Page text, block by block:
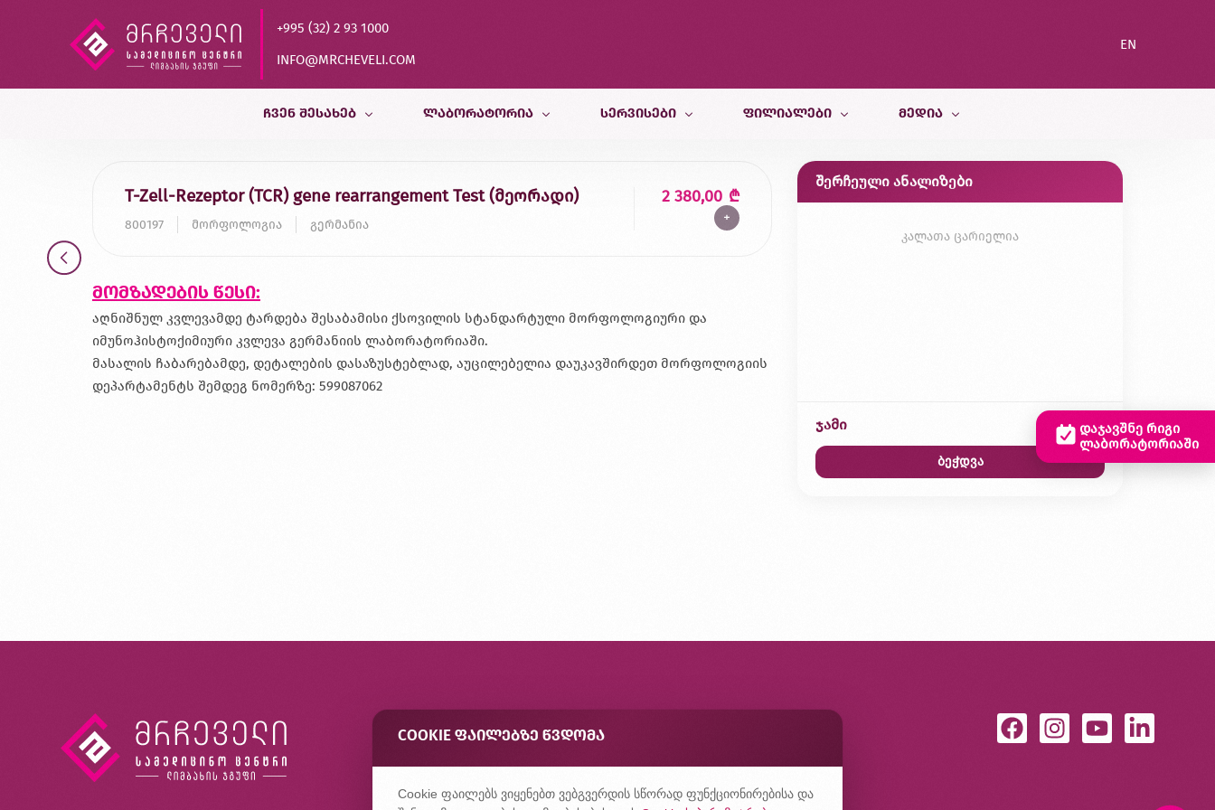
+995 (32) 2 93 1000
INFO@MRCHEVELI.COM
EN
ᲩᲕᲔᲜ ᲨᲔᲡᲐᲮᲔᲑ
ისტორია
MVZ LABOR DR.LIMBACH
დასაქმება
ᲚᲐᲑᲝᲠᲐᲢᲝᲠᲘᲐ
კვლევები
ᲡᲔᲠᲕᲘᲡᲔᲑᲘ
თერაპიული სამსახური
პედიატრიული და ფსიქოლოგიური სამსახური
გენეტიკური სამსახური
კვების ლაბორატორია
ᲤᲘᲚᲘᲐᲚᲔᲑᲘ ᲛᲔᲓᲘᲐ
სიახლეები
T-Zell-Rezeptor (TCR) gene rearrangement Test (მეორადი)
800197 მორფოლოგია გერმანია
2 380,00 ₾
+
მომზადების წესი:
აღნიშნულ კვლევამდე ტარდება შესაბამისი ქსოვილის სტანდარტული მორფოლოგიური და
იმუნოჰისტოქიმიური კვლევა გერმანიის ლაბორატორიაში.
მასალის ჩაბარებამდე, დეტალების დასაზუსტებლად, აუცილებელია დაუკავშირდეთ მორფოლოგიის
დეპარტამენტს შემდეგ ნომერზე: 599087062
შერჩეული ანალიზები
კალათა ცარიელია
ჯამი 0,00 ₾
ბეჭდვა
ხშირად დასმული კითხვები
კონფიდენციალურობის პოლიტიკა
დაჯავშნე რიგი
ლაბორატორიაში
COOKIE ᲤᲐᲘᲚᲔᲑᲖᲔ ᲬᲕᲓᲝᲛᲐ
Cookie ფაილებს ვიყენებთ ვებგვერდის სწორად ფუნქციონირებისა და